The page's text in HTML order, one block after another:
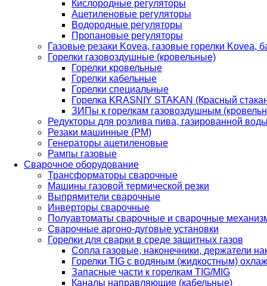
Кислородные регуляторы
Ацетиленовые регуляторы
Водородные регуляторы
Пропановые регуляторы
Газовые резаки Kovea, газовые горелки Kovea,
Горелки газовоздушные (кровельные)
Горелки кровельные
Горелки кабельные
Горелки специальные
Горелка KRASNIY STAKAN (Красный
ЗИПы к горелкам газовоздушным
Редукторы для розлива пива, газированной
Резаки машинные (РМ)
Генераторы ацетиленовые
Рампы газовые
Сварочное оборудование
Трансформаторы сварочные
Машины газовой термической резки
Выпрямители сварочные
Инверторы сварочные
Полуавтоматы сварочные и сварочные
Сварочные аргоно-дуговые установки
Горелки для сварки в среде защитных газов
Сопла газовые, наконечники, держатели
Горелки TIG с водяным (жидкостным)
Запасные части к горелкам TIG/MIG
Каналы направляющие (кабельные)